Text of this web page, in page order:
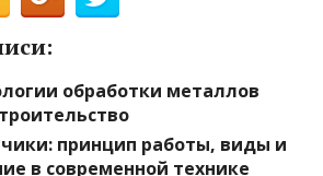
обработки металлов
принцип работы, виды и
в современной технике